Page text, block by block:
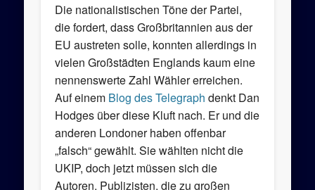
Die nationalistischen Töne der Partei,
die fordert, dass Großbritannien aus der
EU austreten solle, konnten allerdings in
vielen Großstädten Englands kaum eine
nennenswerte Zahl Wähler erreichen.
Auf einem Blog des Telegraph denkt Dan
Hodges über diese Kluft nach. Er und die
anderen Londoner haben offenbar
„falsch“ gewählt. Sie wählten nicht die
UKIP, doch jetzt müssen sich die
Autoren, Publizisten, die zu großen